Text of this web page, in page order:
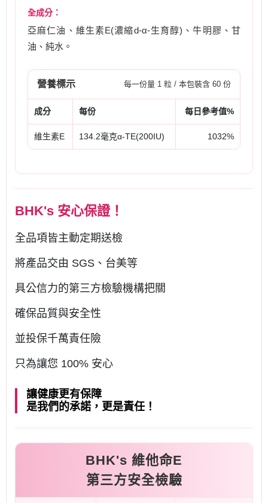
全成分：
亞麻仁油、維生素E(濃縮d-α-生育醇)、牛明膠、甘
油、純水。
營養標示 每一份量 1 粒 / 本包裝含 60 份
成分 每份 每日參考值%
維生素E 134.2毫克α-TE(200IU) 1032%
BHK's 安心保證！
全品項皆主動定期送檢
將產品交由 SGS、台美等
具公信力的第三方檢驗機構把關
確保品質與安全性
並投保千萬責任險
只為讓您 100% 安心
讓健康更有保障
是我們的承諾，更是責任！
BHK's 維他命E
第三方安全檢驗